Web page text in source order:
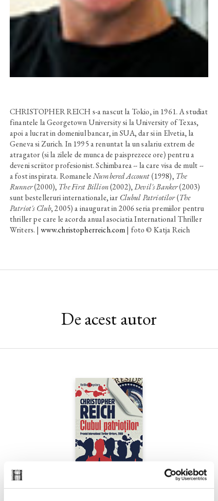
CHRISTOPHER REICH s-a nascut la Tokio, in 1961. A studiat
finantele la Georgetown University si la University of Texas,
apoi a lucrat in domeniul bancar, in SUA, dar si in Elvetia, la
Geneva si Zurich. In 1995 a renuntat la un salariu extrem de
atragator (si la zilele de munca de paisprezece ore) pentru a
deveni scriitor profesionist. Schimbarea -- la care visa de mult --
a fost inspirata. RomaneleNumbered Account(1998), The
Runner(2000), The First Billion(2002),Devil's Banker(2003)
sunt bestelleruri internationale, iar Clubul Patriotilor(The
Patriot's Club, 2005) a inaugurat in 2006 seria premiilor pentru
thriller pe care le acorda anual asociatia International Thriller
Writers. | www.christopherreich.com| foto © Katja Reich
De acest autor